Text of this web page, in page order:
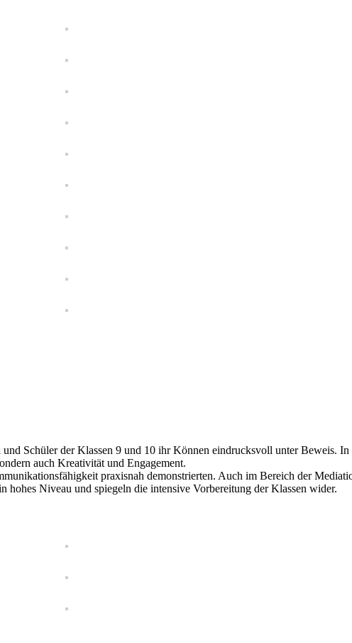
Schüler der Klassen 9 und 10 ihr Können eindrucksvoll unter Beweis. In
auch Kreativität und Engagement.
praxisnah demonstrierten. Auch im Bereich der
hohes Niveau und spiegeln die intensive Vorbereitung der Klassen wider.